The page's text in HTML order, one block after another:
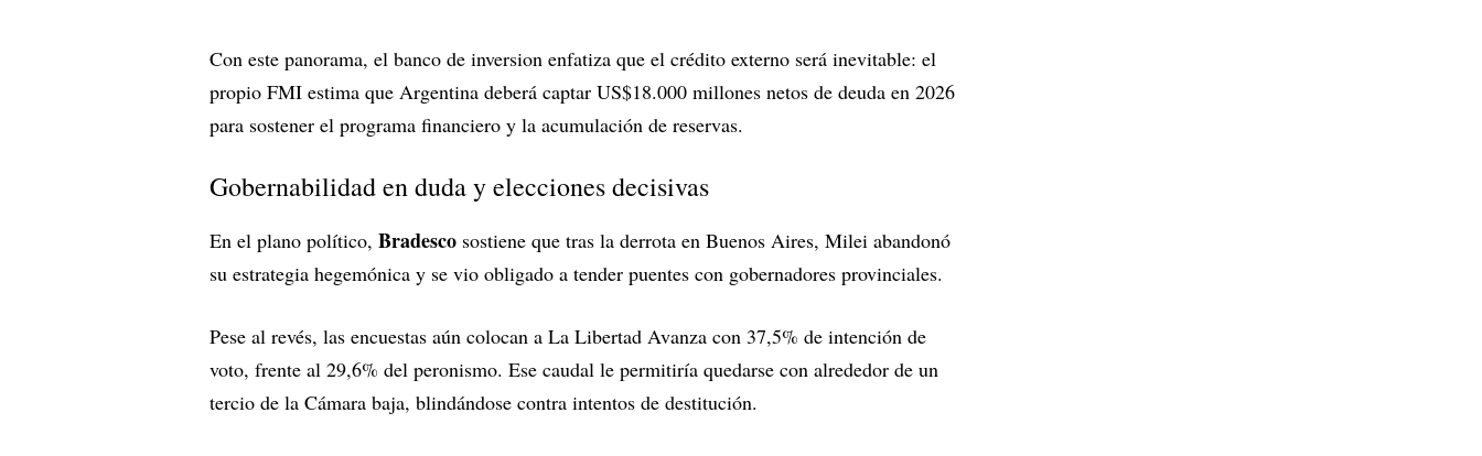
Con este panorama, el banco de inversion enfatiza que el crédito externo será inevitable: el
propio FMI estima que Argentina deberá captar US$18.000 millones netos de deuda en 2026
para sostener el programa financiero y la acumulación de reservas.
Gobernabilidad en duda y elecciones decisivas
En el plano político, Bradesco sostiene que tras la derrota en Buenos Aires, Milei abandonó
su estrategia hegemónica y se vio obligado a tender puentes con gobernadores provinciales.
Pese al revés, las encuestas aún colocan a La Libertad Avanza con 37,5% de intención de
voto, frente al 29,6% del peronismo. Ese caudal le permitiría quedarse con alrededor de un
tercio de la Cámara baja, blindándose contra intentos de destitución.